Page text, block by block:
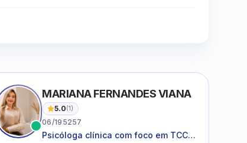
MARIANA FERNANDES VIANA
5.0(1)
06/195257
Psicóloga clínica com foco em TCC,